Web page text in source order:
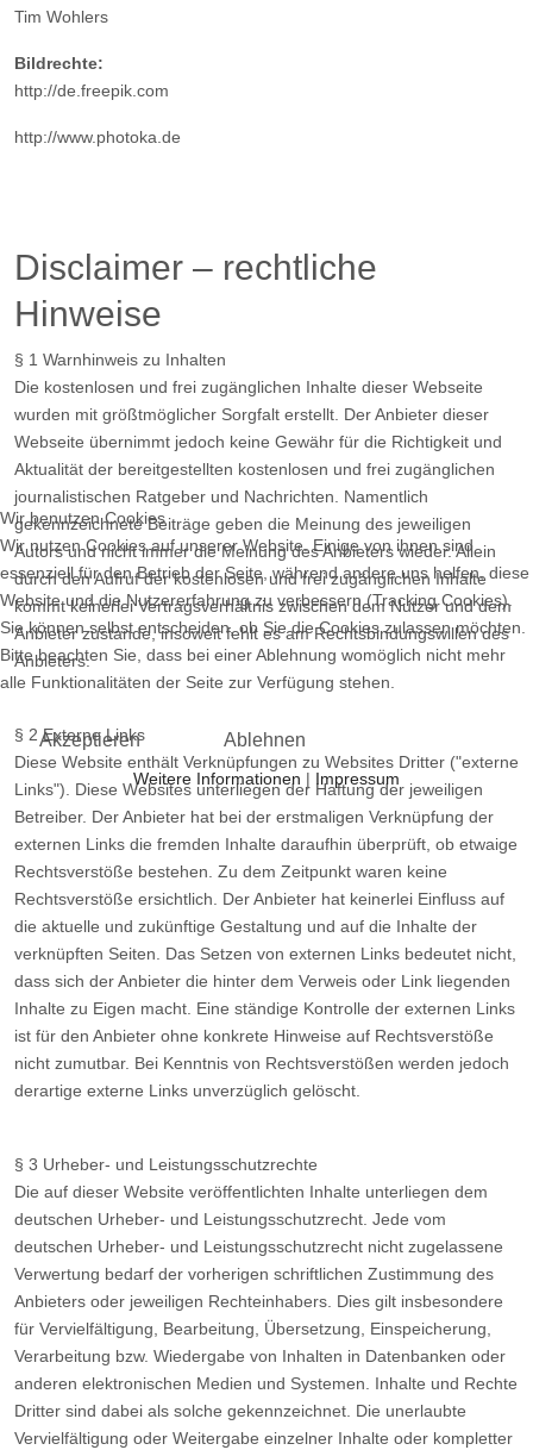
Tim Wohlers
Bildrechte:
http://de.freepik.com
http://www.photoka.de
Disclaimer – rechtliche
Hinweise
§ 1 Warnhinweis zu Inhalten
Die kostenlosen und frei zugänglichen Inhalte dieser Webseite
wurden mit größtmöglicher Sorgfalt erstellt. Der Anbieter dieser
Webseite übernimmt jedoch keine Gewähr für die Richtigkeit und
Aktualität der bereitgestellten kostenlosen und frei zugänglichen
journalistischen Ratgeber und Nachrichten. Namentlich
gekennzeichnete Beiträge geben die Meinung des jeweiligen
Autors und nicht immer die Meinung des Anbieters wieder. Allein
durch den Aufruf der kostenlosen und frei zugänglichen Inhalte
kommt keinerlei Vertragsverhältnis zwischen dem Nutzer und dem
Anbieter zustande, insoweit fehlt es am Rechtsbindungswillen des
Anbieters.
§ 2 Externe Links
Diese Website enthält Verknüpfungen zu Websites Dritter ("externe
Links"). Diese Websites unterliegen der Haftung der jeweiligen
Betreiber. Der Anbieter hat bei der erstmaligen Verknüpfung der
externen Links die fremden Inhalte daraufhin überprüft, ob etwaige
Rechtsverstöße bestehen. Zu dem Zeitpunkt waren keine
Rechtsverstöße ersichtlich. Der Anbieter hat keinerlei Einfluss auf
die aktuelle und zukünftige Gestaltung und auf die Inhalte der
verknüpften Seiten. Das Setzen von externen Links bedeutet nicht,
dass sich der Anbieter die hinter dem Verweis oder Link liegenden
Inhalte zu Eigen macht. Eine ständige Kontrolle der externen Links
ist für den Anbieter ohne konkrete Hinweise auf Rechtsverstöße
nicht zumutbar. Bei Kenntnis von Rechtsverstößen werden jedoch
derartige externe Links unverzüglich gelöscht.
§ 3 Urheber- und Leistungsschutzrechte
Die auf dieser Website veröffentlichten Inhalte unterliegen dem
deutschen Urheber- und Leistungsschutzrecht. Jede vom
deutschen Urheber- und Leistungsschutzrecht nicht zugelassene
Verwertung bedarf der vorherigen schriftlichen Zustimmung des
Anbieters oder jeweiligen Rechteinhabers. Dies gilt insbesondere
für Vervielfältigung, Bearbeitung, Übersetzung, Einspeicherung,
Verarbeitung bzw. Wiedergabe von Inhalten in Datenbanken oder
anderen elektronischen Medien und Systemen. Inhalte und Rechte
Dritter sind dabei als solche gekennzeichnet. Die unerlaubte
Vervielfältigung oder Weitergabe einzelner Inhalte oder kompletter
Wir benutzen Cookies
Wir nutzen Cookies auf unserer Website. Einige von ihnen sind
essenziell für den Betrieb der Seite, während andere uns helfen, diese
Website und die Nutzererfahrung zu verbessern (Tracking Cookies).
Sie können selbst entscheiden, ob Sie die Cookies zulassen möchten.
Bitte beachten Sie, dass bei einer Ablehnung womöglich nicht mehr
alle Funktionalitäten der Seite zur Verfügung stehen.
Akzeptieren Ablehnen
Weitere Informationen | Impressum